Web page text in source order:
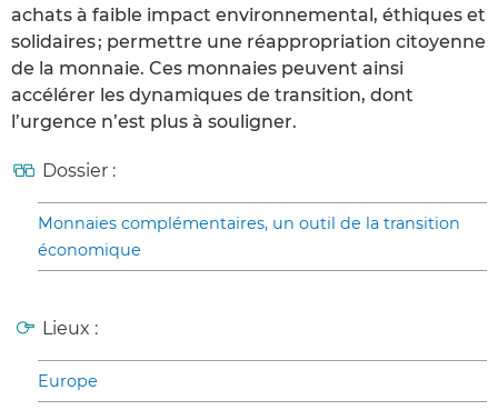
achats à faible impact environnemental, éthiques et
solidaires ; permettre une réappropriation citoyenne
de la monnaie. Ces monnaies peuvent ainsi
accélérer les dynamiques de transition, dont
l’urgence n’est plus à souligner.
Dossier :
Monnaies complémentaires, un outil de la transition
économique
Lieux :
Europe